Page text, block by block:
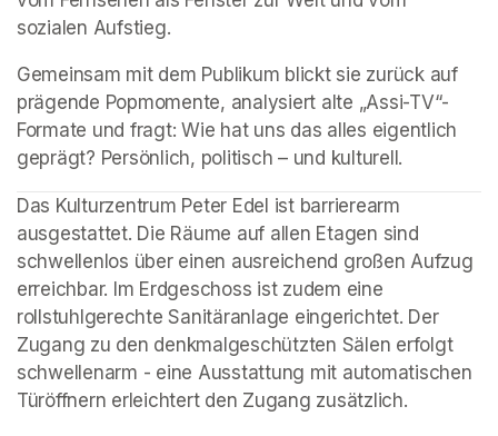
sozialen Aufstieg.
Gemeinsam mit dem Publikum blickt sie zurück auf
prägende Popmomente, analysiert alte „Assi-TV“-
Formate und fragt: Wie hat uns das alles eigentlich
geprägt? Persönlich, politisch – und kulturell.
Das Kulturzentrum Peter Edel ist barrierearm
ausgestattet. Die Räume auf allen Etagen sind
schwellenlos über einen ausreichend großen Aufzug
erreichbar. Im Erdgeschoss ist zudem eine
rollstuhlgerechte Sanitäranlage eingerichtet. Der
Zugang zu den denkmalgeschützten Sälen erfolgt
schwellenarm - eine Ausstattung mit automatischen
Türöffnern erleichtert den Zugang zusätzlich.